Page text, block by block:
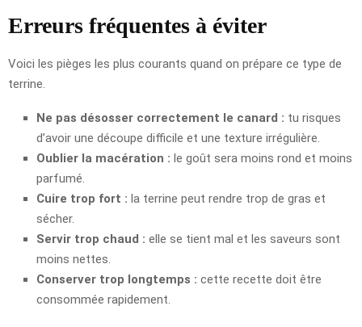
Erreurs fréquentes à éviter
Voici les pièges les plus courants quand on prépare ce type de
terrine.
Ne pas désosser correctement le canard : tu risques
d’avoir une découpe difficile et une texture irrégulière.
Oublier la macération : le goût sera moins rond et moins
parfumé.
Cuire trop fort : la terrine peut rendre trop de gras et
sécher.
Servir trop chaud : elle se tient mal et les saveurs sont
moins nettes.
Conserver trop longtemps : cette recette doit être
consommée rapidement.